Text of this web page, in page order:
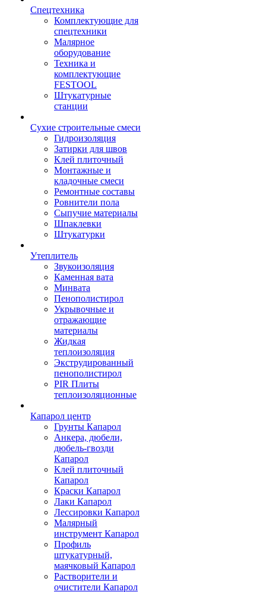
Спецтехника
Комплектующие для
спецтехники
Малярное
оборудование
Техника и
комплектующие
FESTOOL
Штукатурные
станции
Сухие строительные смеси
Гидроизоляция
Затирки для швов
Клей плиточный
Монтажные и
кладочные смеси
Ремонтные составы
Ровнители пола
Сыпучие материалы
Шпаклевки
Штукатурки
Утеплитель
Звукоизоляция
Каменная вата
Минвата
Пенополистирол
Укрывочные и
отражающие
материалы
Жидкая
теплоизоляция
Экструдированный
пенополистирол
PIR Плиты
теплоизоляционные
Капарол центр
Грунты Капарол
Анкера, дюбели,
дюбель-гвозди
Капарол
Клей плиточный
Капарол
Краски Капарол
Лаки Капарол
Лессировки Капарол
Малярный
инструмент Капарол
Профиль
штукатурный,
маячковый Капарол
Растворители и
очистители Капарол